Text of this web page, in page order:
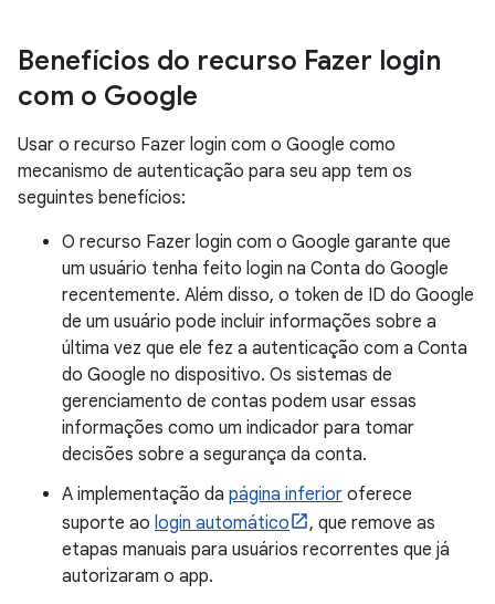
Benefícios do recurso Fazer login
com o Google
Usar o recurso Fazer login com o Google como
mecanismo de autenticação para seu app tem os
seguintes benefícios:
O recurso Fazer login com o Google garante que
um usuário tenha feito login na Conta do Google
recentemente. Além disso, o token de ID do Google
de um usuário pode incluir informações sobre a
última vez que ele fez a autenticação com a Conta
do Google no dispositivo. Os sistemas de
gerenciamento de contas podem usar essas
informações como um indicador para tomar
decisões sobre a segurança da conta.
A implementação da página inferior oferece
suporte ao login automático
, que remove as
etapas manuais para usuários recorrentes que já
autorizaram o app.